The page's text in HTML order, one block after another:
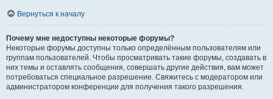
Вернуться к началу
Почему мне недоступны некоторые форумы?
Некоторые форумы доступны только определённым пользователям или
группам пользователей. Чтобы просматривать такие форумы, создавать в
них темы и оставлять сообщения, совершать другие действия, вам может
потребоваться специальное разрешение. Свяжитесь с модератором или
администратором конференции для получения такого разрешения.